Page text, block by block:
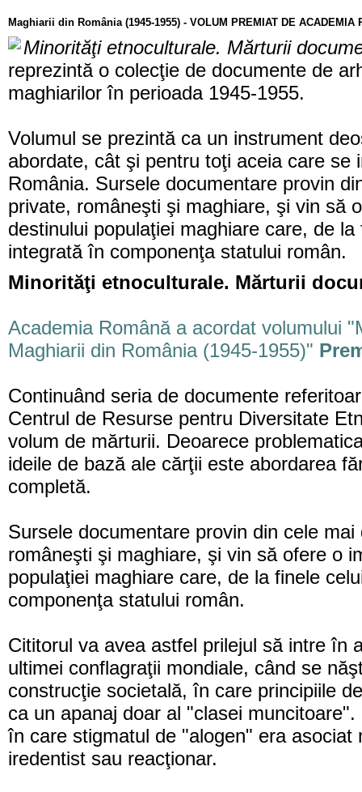
Maghiarii din România (1945-1955) - VOLUM PREMIAT DE ACADEMIA
Minorităţi etnoculturale. Mărturii
reprezintă o colecţie de documente de
maghiarilor în perioada 1945-1955.
Volumul se prezintă ca un instrument
abordate, cât şi pentru toţi aceia care se
România. Sursele documentare provin
private, româneşti şi maghiare, şi vin să
destinului populaţiei maghiare care, de
integrată în componenţa statului român.
Minorităţi etnoculturale. Mărturii
Academia Română a acordat volumului
Maghiarii din România (1945-1955)"
Continuând seria de documente
Centrul de Resurse pentru Diversitate
volum de mărturii. Deoarece
ideile de bază ale cărţii este abordarea
completă.
Sursele documentare provin din cele
româneşti şi maghiare, şi vin să ofere o
populaţiei maghiare care, de la finele
componenţa statului român.
Cititorul va avea astfel prilejul să intre în
ultimei conflagraţii mondiale, când se
construcţie societală, în care principiile
ca un apanaj doar al "clasei
în care stigmatul de "alogen" era
iredentist sau reacţionar.